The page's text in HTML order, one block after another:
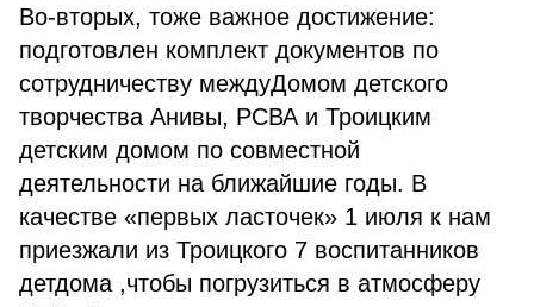
Во-вторых, тоже важное достижение:
подготовлен комплект документов по
сотрудничеству междуДомом детского
творчества Анивы, РСВА и Троицким
детским домом по совместной
деятельности на ближайшие годы. В
качестве «первых ласточек» 1 июля к нам
приезжали из Троицкого 7 воспитанников
детдома ,чтобы погрузиться в атмосферу